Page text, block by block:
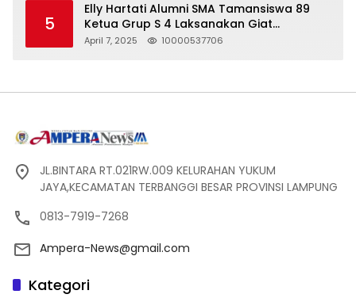
5
Elly Hartati Alumni SMA Tamansiswa 89
Ketua Grup S 4 Laksanakan Giat
Silaturahmi
April 7, 2025 10000537706
JL.BINTARA RT.021RW.009 KELURAHAN YUKUM
JAYA,KECAMATAN TERBANGGI BESAR PROVINSI LAMPUNG
0813-7919-7268
Ampera-News@gmail.com
Kategori